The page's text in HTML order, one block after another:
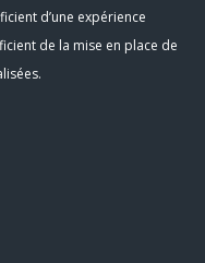
d’une expérience
de la mise en place de